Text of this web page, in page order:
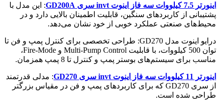
اينورتر 7.5 کیلووات سه فاز اینوت invt سری GD200A
: این مدل با
پشتیبانی از کاربردهای سنگین، قابلیت اطمینان بالایی دارد و در
محیط‌های صنعتی عملکرد خوبی از خود نشان می‌دهد.
درایو اینوت مدل GD270: طراحی تخصصی برای کنترل پمپ و فن تا
توان 500 کیلووات، با قابلیت Multi-Pump Control و Fire-Mode،
مناسب برای سیستم‌های بوستر پمپ و کنترل تا 8 پمپ همزمان.
اينورتر 11 کیلووات سه فاز اینوت invt سری GD270
: مدلی قدرتمند
از سری GD270 که برای کاربردهای پمپ و فن در مقیاس بزرگتر
طراحی شده است.